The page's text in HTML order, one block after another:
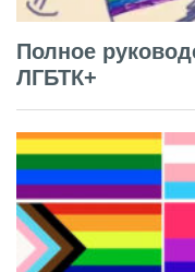
Полное
ЛГБТК+